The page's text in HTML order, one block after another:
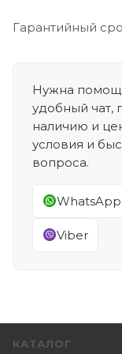
Гарантийный
Нужна
удобный чат,
наличию и
условия и
вопроса.
WhatsApp
Viber
КАТАЛОГ